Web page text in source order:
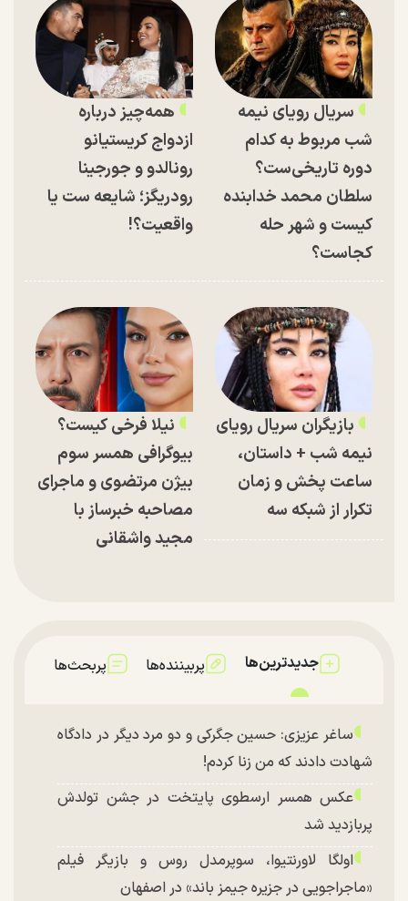
سریال رویای نیمه
شب مربوط به کدام
دوره تاریخی‌ست؟
سلطان محمد خدابنده
کیست و شهر حله
کجاست؟
همه‌چیز درباره
ازدواج کریستیانو
رونالدو و جورجینا
رودریگز؛ شایعه ست یا
واقعیت؟!
بازیگران سریال رویای
نیمه شب + داستان،
ساعت پخش و زمان
تکرار از شبکه سه
نیلا فرخی کیست؟
بیوگرافی همسر سوم
بیژن مرتضوی و ماجرای
مصاحبه خبرساز با
مجید واشقانی
جدیدترین‌ها پربیننده‌ها پربحث‌ها
ساغر عزیزی: حسین جگرکی و دو مرد دیگر در دادگاه
شهادت دادند که من زنا کردم!
عکس همسر ارسطوی پایتخت در جشن تولدش
پربازدید شد
اولگا لاورنتیوا، سوپرمدل روس و بازیگر فیلم
«ماجراجویی در جزیره جیمز باند» در اصفهان